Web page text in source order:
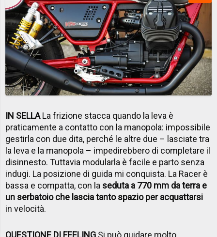
IN SELLALa frizione stacca quando la leva è
praticamente a contatto con la manopola: impossibile
gestirla con due dita, perché le altre due – lasciate tra
la leva e la manopola – impedirebbero di completare il
disinnesto. Tuttavia modularla è facile e parto senza
indugi. La posizione di guida mi conquista. La Racer è
bassa e compatta, con la seduta a 770 mm da terra e
un serbatoio che lascia tanto spazio per acquattarsi
in velocità.
QUESTIONE DI FEELING Si può guidare molto